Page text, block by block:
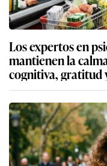
Los expertos en
mantienen la
cognitiva, gratitud